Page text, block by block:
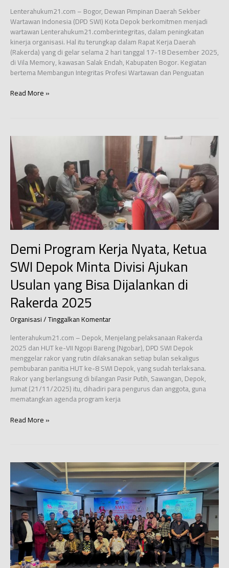
Lenterahukum21.com – Bogor, Dewan Pimpinan Daerah Sekber
Wartawan Indonesia (DPD SWI) Kota Depok berkomitmen menjadi
wartawan Lenterahukum21.comberintegritas, dalam peningkatan
kinerja organisasi. Hal itu terungkap dalam Rapat Kerja Daerah
(Rakerda) yang di gelar selama 2 hari tanggal 17-18 Desember 2025,
di Vila Memory, kawasan Salak Endah, Kabupaten Bogor. Kegiatan
bertema Membangun Integritas Profesi Wartawan dan Penguatan
SWI
Gelar
Rakerda
2025
Read More »
Demi Program Kerja Nyata, Ketua
SWI Depok Minta Divisi Ajukan
Usulan yang Bisa Dijalankan di
Rakerda 2025
Organisasi/Tinggalkan Komentar
lenterahukum21.com – Depok, Menjelang pelaksanaan Rakerda
2025 dan HUT ke-VII Ngopi Bareng (Ngobar), DPD SWI Depok
menggelar rakor yang rutin dilaksanakan setiap bulan sekaligus
pembubaran panitia HUT ke-8 SWI Depok, yang sudah terlaksana.
Rakor yang berlangsung di bilangan Pasir Putih, Sawangan, Depok,
Jumat (21/11/2025) itu, dihadiri para pengurus dan anggota, guna
mematangkan agenda program kerja
Demi
Ketua
SWI
Depok
Minta
Divisi
Ajukan
Usulan
yang
Bisa
Dijalankan
di
Read More »